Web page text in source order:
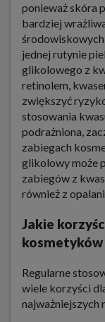
ponieważ skóra
bardziej
jednej rutynie
glikolowego z
retinolem,
zwiększyć
stosowania
podrażniona,
zabiegach
glikolowy może
zabiegów z
również z
Jakie
kosmetyków
Regularne
wiele korzyści
najważniejszych